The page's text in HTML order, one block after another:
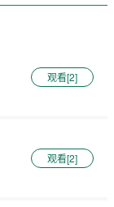
观看[2]
观看[2]